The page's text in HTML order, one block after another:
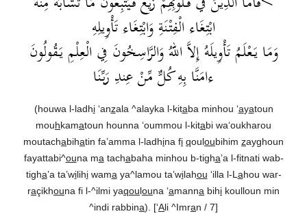
ابْتِغَاء الْفِتْنَةِ وَابْتِغَاء تَأْوِيلِهِ
وَمَا يَعْلَمُ تَأْوِيلَهُ إِلاَّ اللهُ وَالرَّاسِخُونَ فِي الْعِلْمِ يَقُولُونَ
ءامَنَّا بِهِ كُلٌّ مِّنْ عِندِ رَبِّنَا
(houwa l-ladhi‘anzala ^alayka l-kitaba minhou ‘ayatoun
mouhkamatoun hounna ‘oummou l-kitabi wa‘oukharou
moutachabihatin fa’amma l-ladhina fi qouloubihim zayghoun
fayattabi^ouna matachabaha minhou b-tigha’a l-fitnati wab-
tigha’a ta’wilihiwamaya^lamou ta’wilahou ‘illa l-Lahou war-
raçikhouna fi l-^ilmi yaqoulouna ‘amanna bihi koulloun min
^indi rabbina). [‘Ali ^Imran / 7]